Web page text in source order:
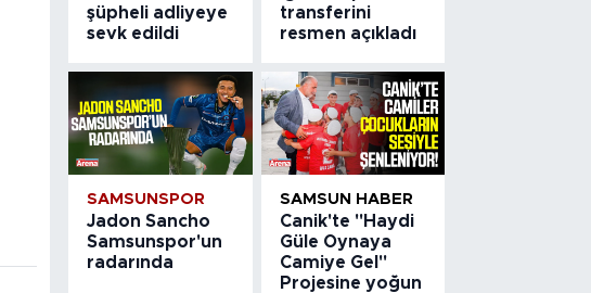
şüpheli adliyeye
sevk edildi
transferini
resmen açıkladı
SAMSUNSPOR
Jadon Sancho
Samsunspor'un
radarında
SAMSUN HABER
Canik'te "Haydi
Güle Oynaya
Camiye Gel"
Projesine yoğun